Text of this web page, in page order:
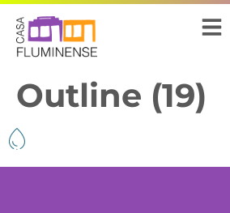
Outline (19)